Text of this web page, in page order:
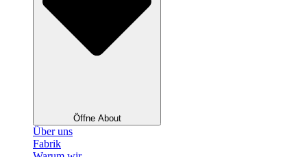
Öffne About
Über uns
Fabrik